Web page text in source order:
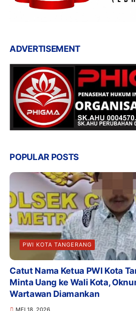
ADVERTISEMENT
POPULAR POSTS
PWI KOTA TANGERANG
Catut Nama Ketua PWI Kota
Minta Uang ke Wali Kota,
Wartawan Diamankan